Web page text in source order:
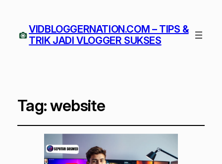
VIDBLOGGERNATION.COM – TIPS &
TRIK JADI VLOGGER SUKSES
Tag:website